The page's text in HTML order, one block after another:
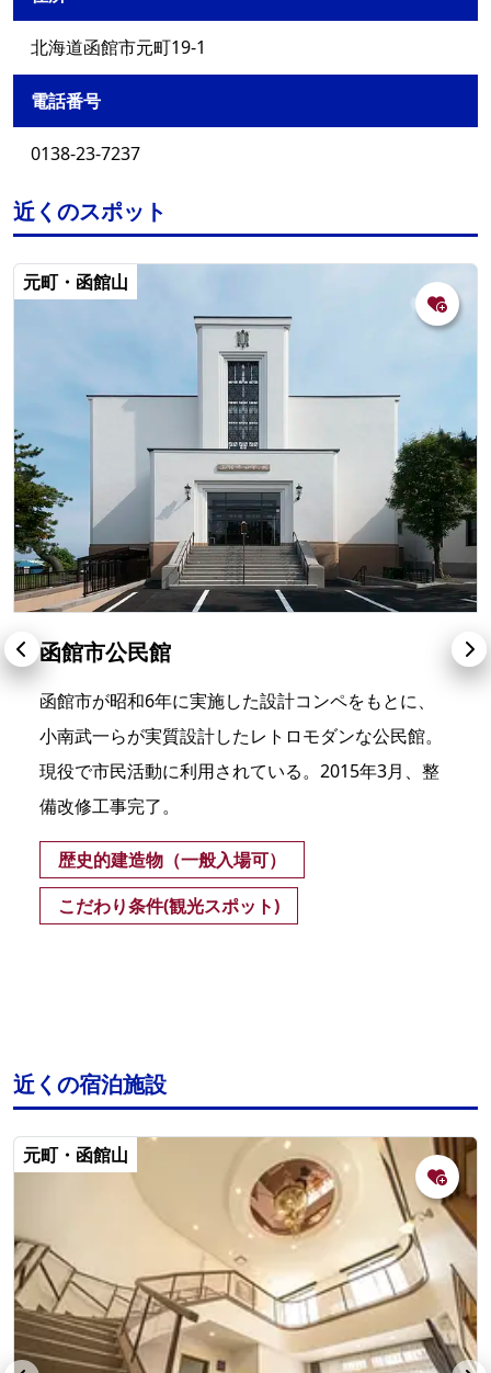
北海道函館市元町19-1
電話番号
0138-23-7237
近くのスポット
元町・函館山
函館市公民館
函館市が昭和6年に実施した設計コンペをもとに、
小南武一らが実質設計したレトロモダンな公民館。
現役で市民活動に利用されている。2015年3月、整
備改修工事完了。
歴史的建造物（一般入場可）
こだわり条件(観光スポット)
近くの宿泊施設
元町・函館山